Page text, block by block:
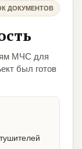
ДОКУМЕНТОВ
МЧС для
был готов